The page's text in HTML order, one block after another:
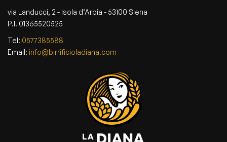
via Landucci, 2 - Isola d’Arbia - 53100 Siena
P.I. 01365520525
Tel: 0577385588
Email: info@birrificioladiana.com